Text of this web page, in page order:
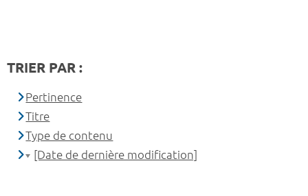
TRIER PAR :
Pertinence
Titre
Type de contenu
[Date de dernière modification]